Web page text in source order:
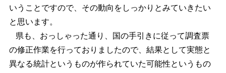
いうことですので、その動向をしっかりとみていきたい
と思います。
県も、おっしゃった通り、国の手引きに従って調査票
の修正作業を行っておりましたので、結果として実態と
異なる統計というものが作られていた可能性というもの